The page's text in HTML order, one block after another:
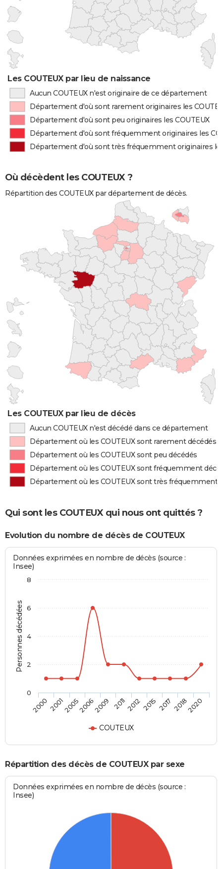
Les COUTEUX par lieu de naissance
Aucun COUTEUX n'est originaire de ce département
Département d'où sont rarement originaires les
Département d'où sont peu originaires les COUTEUX
Département d'où sont fréquemment originaires les
Département d'où sont très fréquemment originaires
Où décèdent les COUTEUX ?
Répartition des COUTEUX par département de décès.
Les COUTEUX par lieu de décès
Aucun COUTEUX n'est décédé dans ce département
Département où les COUTEUX sont rarement décédés
Département où les COUTEUX sont peu décédés
Département où les COUTEUX sont fréquemment
Département où les COUTEUX sont très fréquemment
Qui sont les COUTEUX qui nous ont quittés ?
Evolution du nombre de décès de COUTEUX
Personnes décédées
Données exprimées en nombre de décès (source :
Insee)
COUTEUX
2000 2001200520062009 201120122015 2017 20182020
0
2
4
6
8
Répartition des décès de COUTEUX par sexe
Données exprimées en nombre de décès (source :
Insee)